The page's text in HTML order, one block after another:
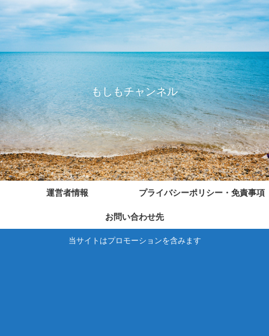
もしもチャンネル
運営者情報 プライバシーポリシー・免責事項
お問い合わせ先
当サイトはプロモーションを含みます